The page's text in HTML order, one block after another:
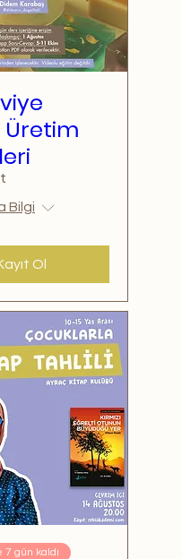
Üretim
Bilgi
Ol
7 gün kaldı